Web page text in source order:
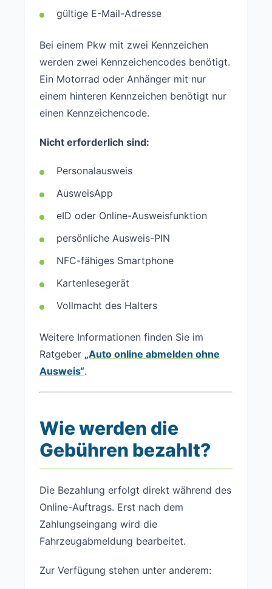
gültige E-Mail-Adresse
Bei einem Pkw mit zwei Kennzeichen
werden zwei Kennzeichencodes benötigt.
Ein Motorrad oder Anhänger mit nur
einem hinteren Kennzeichen benötigt nur
einen Kennzeichencode.
Nicht erforderlich sind:
Personalausweis
AusweisApp
eID oder Online-Ausweisfunktion
persönliche Ausweis-PIN
NFC-fähiges Smartphone
Kartenlesegerät
Vollmacht des Halters
Weitere Informationen finden Sie im
Ratgeber „Auto online abmelden ohne
Ausweis“.
Wie werden die
Gebühren bezahlt?
Die Bezahlung erfolgt direkt während des
Online-Auftrags. Erst nach dem
Zahlungseingang wird die
Fahrzeugabmeldung bearbeitet.
Zur Verfügung stehen unter anderem: